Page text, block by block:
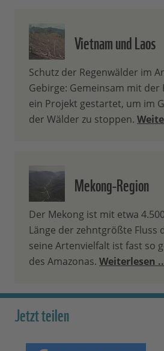
Vietnam und Laos
Schutz der Regenwälder im
Gebirge: Gemeinsam mit der
ein Projekt gestartet, um im
der Wälder zu stoppen.
Mekong-Region
Der Mekong ist mit etwa
Länge der zehntgrößte Fluss
seine Artenvielfalt ist fast so
des Amazonas. Weiterlesen
Jetzt teilen